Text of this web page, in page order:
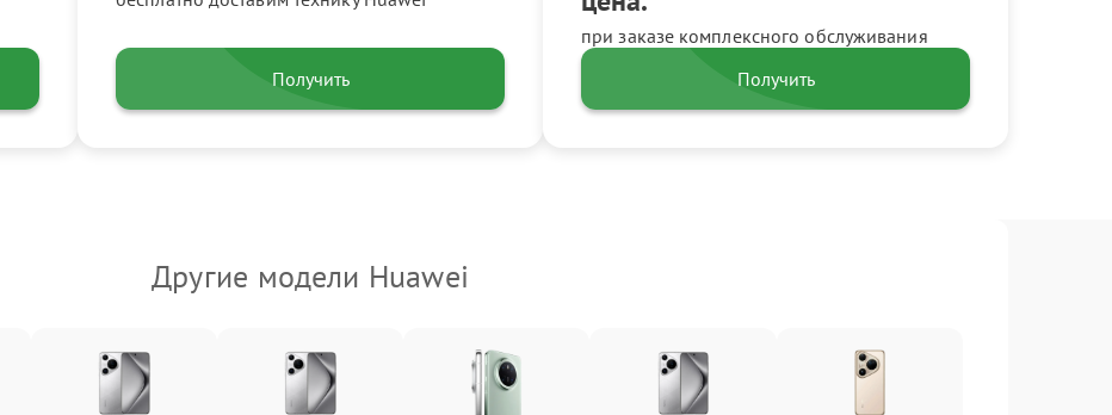
Получить
при заказе комплексного обслуживания
Получить
Другие модели Huawei